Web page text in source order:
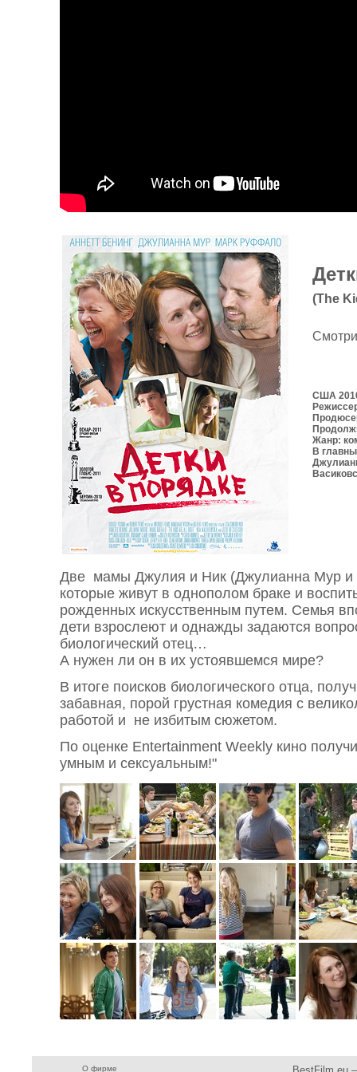
(The
США
Жанр:
В
Две мамы Джулия и Ник (Джулианна Мур и
которые живут в однополом браке и
рожденных искусственным путем. Семья
дети взрослеют и однажды задаются
биологический отец…
А нужен ли он в их устоявшемся мире?
В итоге поисков биологического отца,
забавная, порой грустная комедия с
работой и не избитым сюжетом.
По оценке Entertainment Weekly кино
умным и сексуальным!"
О фирме